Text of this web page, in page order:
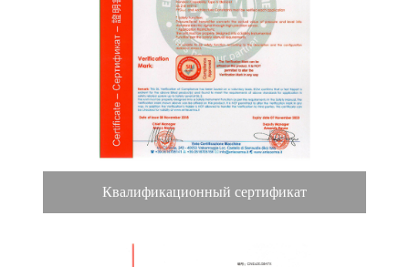
Квалификационный сертификат